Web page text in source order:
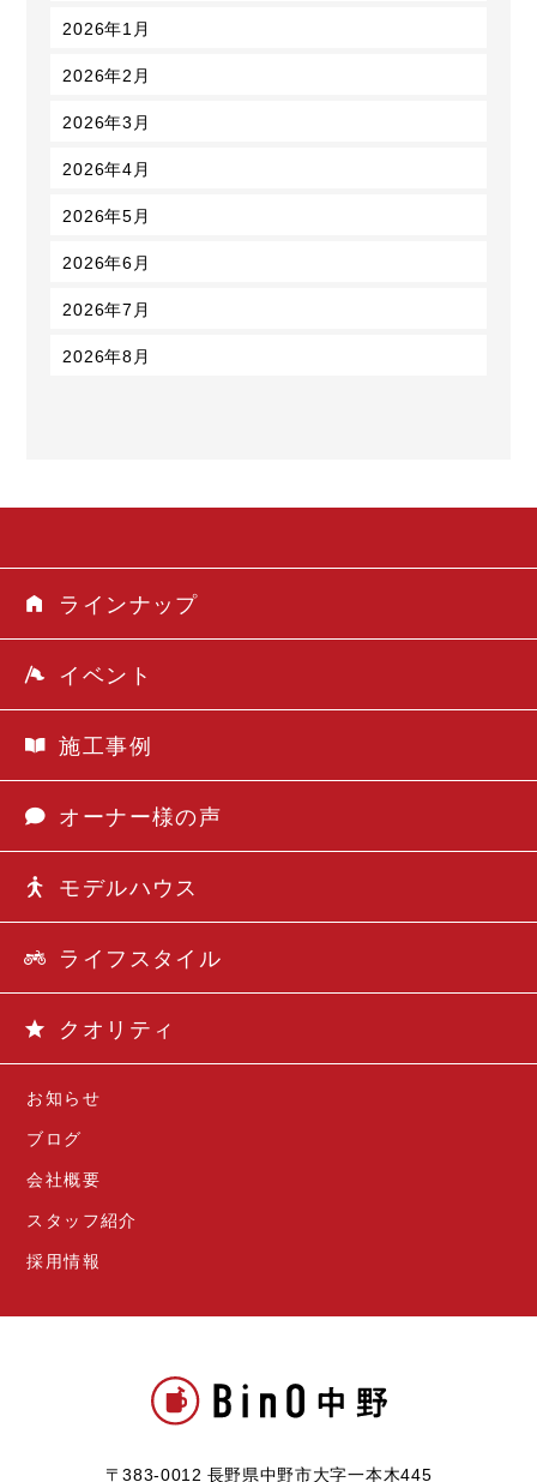
2026年1月
2026年2月
2026年3月
2026年4月
2026年5月
2026年6月
2026年7月
2026年8月
〒383-0012 長野県中野市大字一本木445
お知らせ
ブログ
会社概要
スタッフ紹介
採用情報
ラインナップ
イベント
施工事例
オーナー様の声
モデルハウス
ライフスタイル
クオリティ